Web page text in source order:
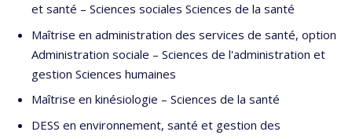
et santé – Sciences sociales Sciences de la santé
Maîtrise en administration des services de santé, option
Administration sociale – Sciences de l'administration et
gestion Sciences humaines
Maîtrise en kinésiologie – Sciences de la santé
DESS en environnement, santé et gestion des